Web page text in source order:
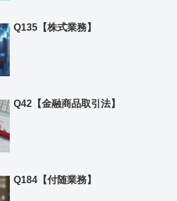
Q135【株式業務】
Q42【金融商品取引法】
Q184【付随業務】